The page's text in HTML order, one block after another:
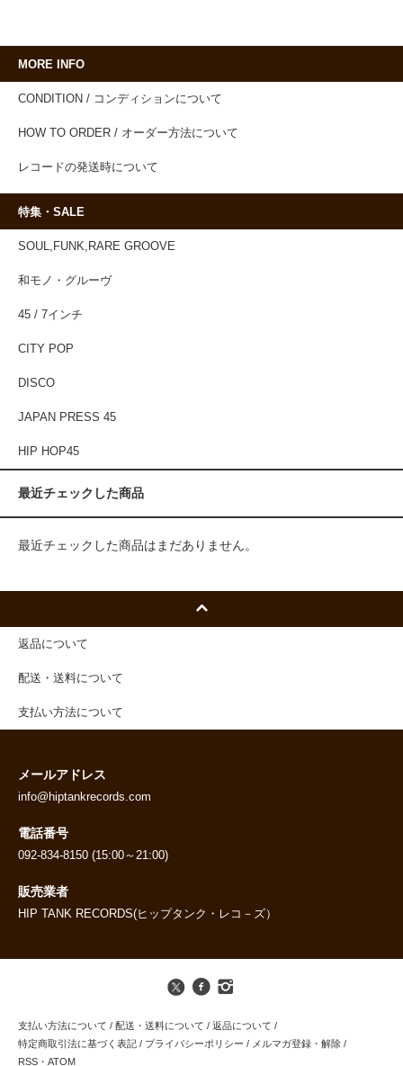
MORE INFO
CONDITION / コンディションについて
HOW TO ORDER / オーダー方法について
レコードの発送時について
特集・SALE
SOUL,FUNK,RARE GROOVE
和モノ・グルーヴ
45 / 7インチ
CITY POP
DISCO
JAPAN PRESS 45
HIP HOP45
最近チェックした商品
最近チェックした商品はまだありません。
返品について
配送・送料について
支払い方法について
メールアドレス
info@hiptankrecords.com
電話番号
092-834-8150 (15:00～21:00)
販売業者
HIP TANK RECORDS(ヒップタンク・レコ－ズ）
支払い方法について / 配送・送料について / 返品について /
特定商取引法に基づく表記 / プライバシーポリシー / メルマガ登録・解除 /
RSS ・ ATOM